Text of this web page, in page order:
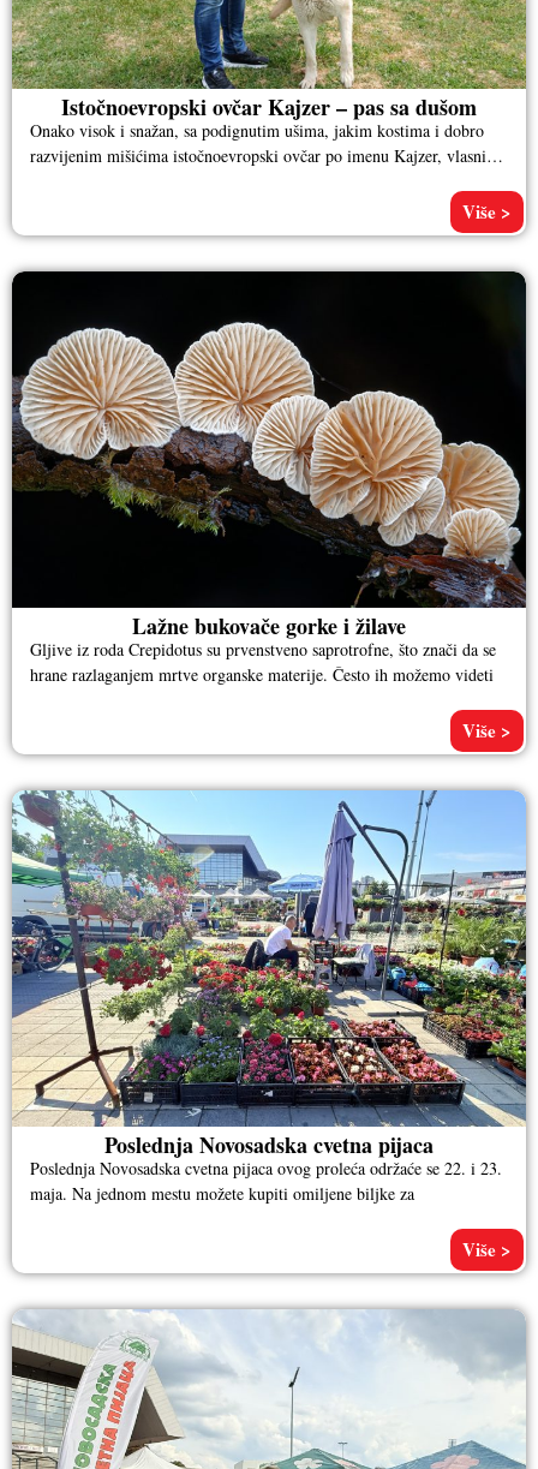
Istočnoevropski ovčar Kajzer – pas sa dušom
Onako visok i snažan, sa podignutim ušima, jakim kostima i dobro
razvijenim mišićima istočnoevropski ovčar po imenu Kajzer, vlasnika
Više >
Lažne bukovače gorke i žilave
Gljive iz roda Crepidotus su prvenstveno saprotrofne, što znači da se
hrane razlaganjem mrtve organske materije. Često ih možemo videti
Više >
Poslednja Novosadska cvetna pijaca
Poslednja Novosadska cvetna pijaca ovog proleća održaće se 22. i 23.
maja. Na jednom mestu možete kupiti omiljene biljke za
Više >